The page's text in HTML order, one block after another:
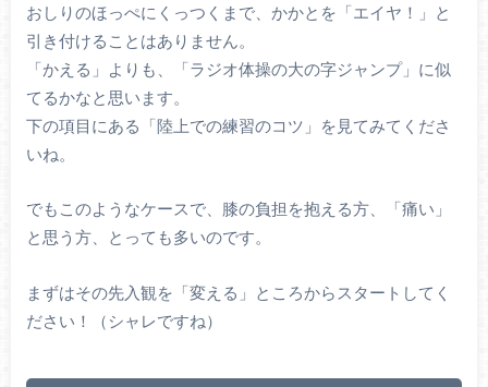
おしりのほっぺにくっつくまで、かかとを「エイヤ！」と
引き付けることはありません。
「かえる」よりも、「ラジオ体操の大の字ジャンプ」に似
てるかなと思います。
下の項目にある「陸上での練習のコツ」を見てみてくださ
いね。
でもこのようなケースで、膝の負担を抱える方、「痛い」
と思う方、とっても多いのです。
まずはその先入観を「変える」ところからスタートしてく
ださい！（シャレですね）